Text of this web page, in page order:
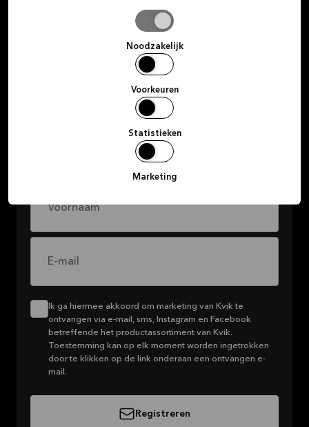
Noodzakelijk
Voorkeuren
Statistieken
Marketing
Schrijf je in op onze
nieuwsbrief en krijg exclusieve
Schrijf je in op onze nieuwsbrief om op de
hoogte te blijven van alle coole promo’s die we
aan het brouwen zijn.
Voornaam
E-mail
Ik ga hiermee akkoord om marketing van Kvik te
ontvangen via e-mail, sms, Instagram en Facebook
betreffende het productassortiment van Kvik.
Toestemming kan op elk moment worden ingetrokken
door te klikken op de link onderaan een ontvangen e-
mail.
Registreren